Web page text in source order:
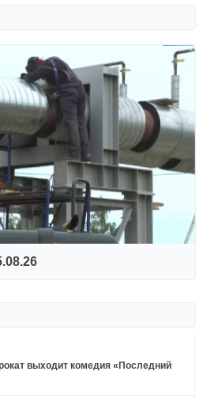
выходит комедия «Последний